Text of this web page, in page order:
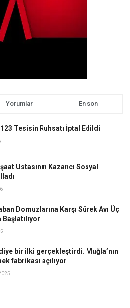
Yorumlar En son
123 Tesisin Ruhsatı İptal Edildi
Ustasının Kazancı Sosyal
Domuzlarına Karşı Sürek Avı Üç
bir ilki gerçekleştirdi. Muğla’nın
fabrikası açılıyor